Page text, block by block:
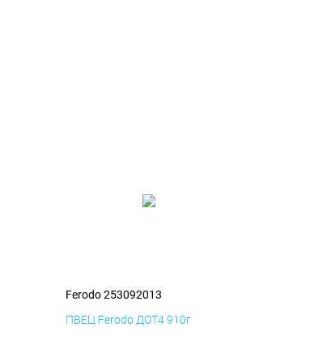
Ferodo 253092013
ПВЕЦ Ferodo ДОТ4 910г